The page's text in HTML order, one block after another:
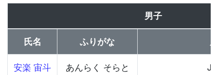
男子
氏名 ふりがな
安楽 宙斗
あんらく そらと